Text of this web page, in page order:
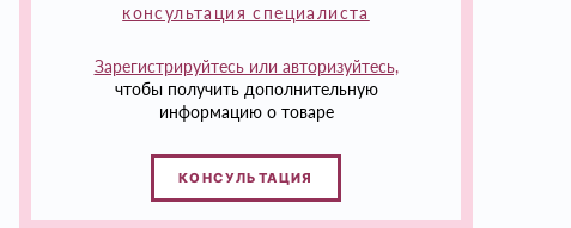
консультация специалиста
Зарегистрируйтесь или авторизуйтесь,
чтобы получить дополнительную
информацию о товаре
КОНСУЛЬТАЦИЯ